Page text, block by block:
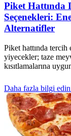
Piket Hattında
Seçenekleri:
Alternatifler
Piket hattında tercih
yiyecekler; taze
kısıtlamalarına
Daha fazla bilgi